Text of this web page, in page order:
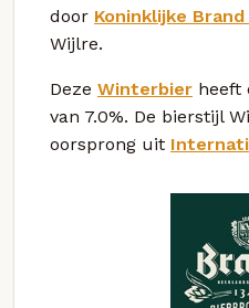
door Koninklijke
Wijlre.
Deze Winterbier heeft
van 7.0%. De bierstijl
oorsprong uit